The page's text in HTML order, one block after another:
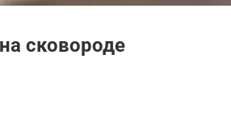
сковороде